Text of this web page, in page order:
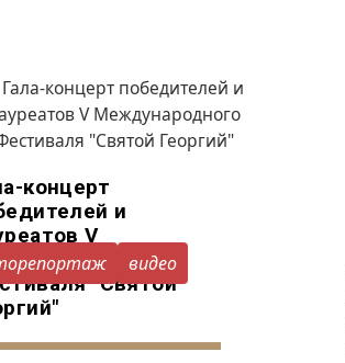
видео
концерт
и
V
"Святой